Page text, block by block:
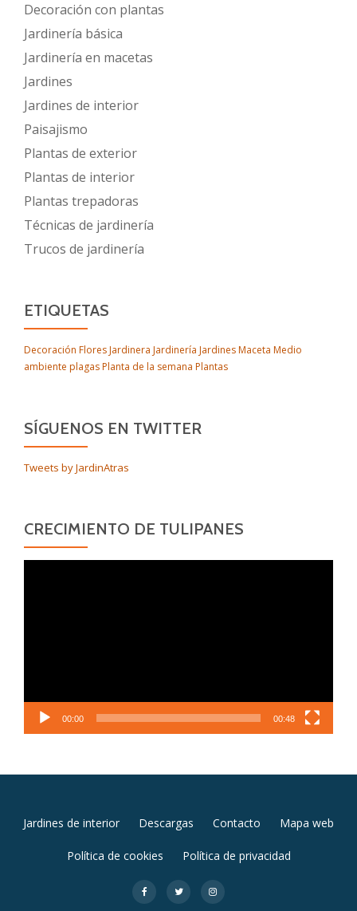
Decoración con plantas
Jardinería básica
Jardinería en macetas
Jardines
Jardines de interior
Paisajismo
Plantas de exterior
Plantas de interior
Plantas trepadoras
Técnicas de jardinería
Trucos de jardinería
ETIQUETAS
Decoración FloresJardinera Jardinería JardinesMaceta Medio
ambiente plagasPlanta de la semana Plantas
SÍGUENOS EN TWITTER
Tweets by JardinAtras
CRECIMIENTO DE TULIPANES
00:00 00:48
MENÚ
SECUNDARIO
Jardines de interior Descargas Contacto Mapa web
Política de cookies Política de privacidad
fa-
facebook-
fa-
twitter
fa-
instagram